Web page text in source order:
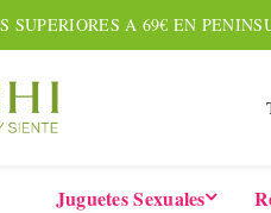
SUPERIORES A 69€ EN
Juguetes Sexuales